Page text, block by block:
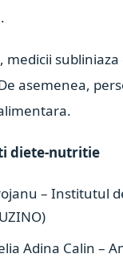
medicii
asemenea,
diete-nutritie
– Institutul
Adina Calin –